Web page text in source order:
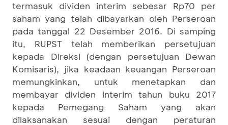
termasuk dividen interim sebesar Rp70 per
saham yang telah dibayarkan oleh Perseroan
pada tanggal 22 Desember 2016. Di samping
itu, RUPST telah memberikan persetujuan
kepada Direksi (dengan persetujuan Dewan
Komisaris), jika keadaan keuangan Perseroan
memungkinkan, untuk menetapkan dan
membayar dividen interim tahun buku 2017
kepada Pemegang Saham yang akan
dilaksanakan sesuai dengan peraturan